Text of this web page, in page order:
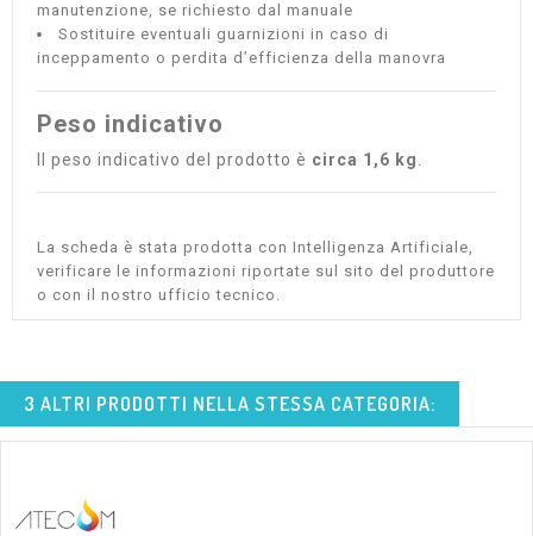
manutenzione, se richiesto dal manuale
Sostituire eventuali guarnizioni in caso di
inceppamento o perdita d’efficienza della manovra
Peso indicativo
Il peso indicativo del prodotto è circa 1,6 kg
La scheda è stata prodotta con Intelligenza Artificiale,
verificare le informazioni riportate sul sito del produttore
o con il nostro ufficio tecnico.
3 ALTRI PRODOTTI NELLA STESSA CATEGORIA: